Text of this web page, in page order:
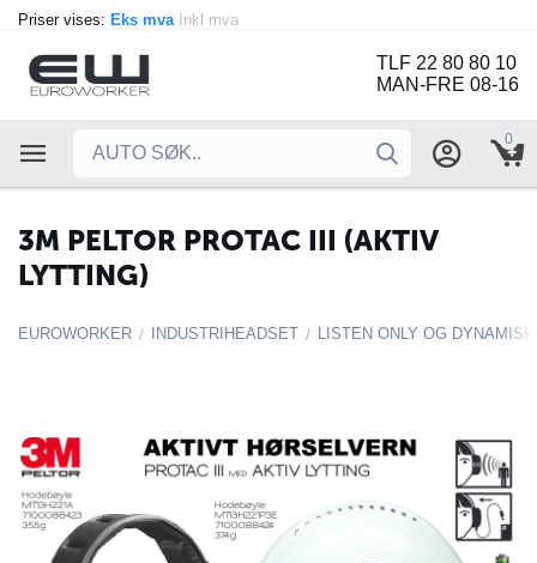
Priser vises: Eks mva Inkl mva
TLF 22 80 80 10
MAN-FRE 08-16
0
3M PELTOR PROTAC III (AKTIV
LYTTING)
EUROWORKER / INDUSTRIHEADSET / LISTEN ONLY OG